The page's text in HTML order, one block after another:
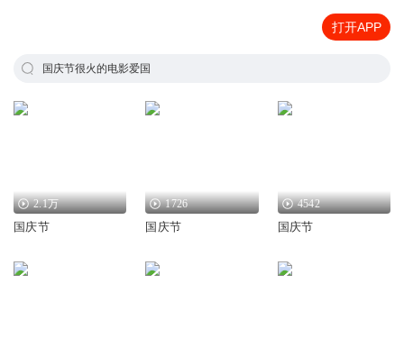
打开APP
国庆节很火的电影爱国
2.1万
国庆节
1726
国庆节
4542
国庆节